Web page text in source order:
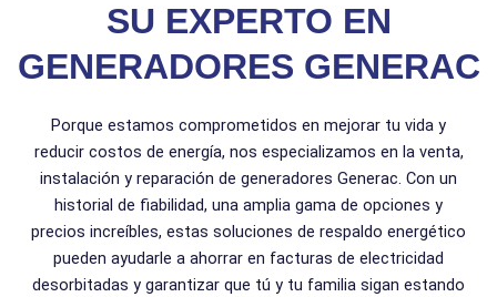
SU EXPERTO EN
GENERADORES GENERAC
Porque estamos comprometidos en mejorar tu vida y
reducir costos de energía, nos especializamos en la venta,
instalación y reparación de generadores Generac. Con un
historial de fiabilidad, una amplia gama de opciones y
precios increíbles, estas soluciones de respaldo energético
pueden ayudarle a ahorrar en facturas de electricidad
desorbitadas y garantizar que tú y tu familia sigan estando